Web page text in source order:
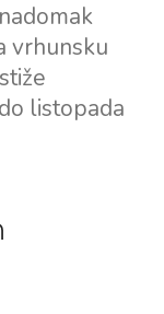
vrhunsku
listopada